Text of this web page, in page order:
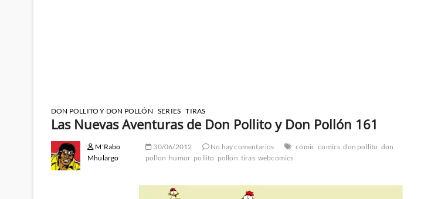
DON POLLITO Y DON POLLÓN SERIES TIRAS
Las Nuevas Aventuras de Don Pollito y Don Pollón 161
M'Rabo
Mhulargo
30/06/2012 No hay comentarios cómic comics don pollito don
pollon humor pollito pollon tiras webcomics